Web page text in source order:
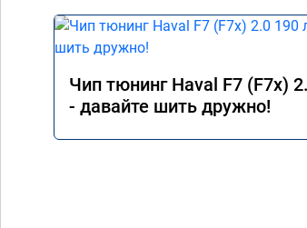
Чип тюнинг Haval F7 (F7x)
- давайте шить дружно!